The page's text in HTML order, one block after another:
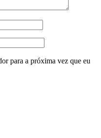
para a próxima vez que eu